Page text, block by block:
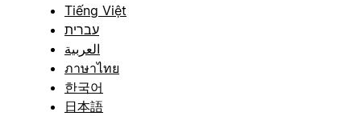
Tiếng Việt
עברית
العربية
ภาษาไทย
한국어
日本語